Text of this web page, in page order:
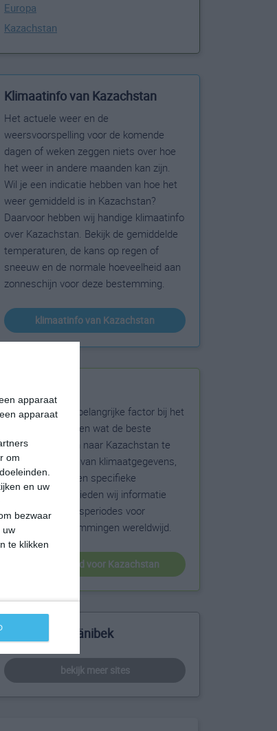
apparaat
apparaat
om
en uw
bezwaar
uw
te klikken
Europa
Kazachstan
Klimaatinfo van Kazachstan
Het actuele weer en de
weersvoorspelling voor de komende
dagen of weken zeggen niets over hoe
het weer in andere maanden kan zijn.
Wil je een indicatie hebben van hoe het
weer gemiddeld is in Kazachstan?
Daarvoor hebben wij handige klimaatinfo
over Kazachstan. Bekijk de gemiddelde
temperaturen, de kans op regen of
sneeuw en de normale hoeveelheid aan
zonneschijn voor deze bestemming.
klimaatinfo van Kazachstan
Het weer is een belangrijke factor bij het
reizen. Wil je weten wat de beste
maanden zijn om naar Kazachstan te
reizen? Op basis van klimaatgegevens,
weersextremen en specifieke
weerinformatie bieden wij informatie
over de beste reisperiodes voor
duizenden bestemmingen wereldwijd.
beste reistijd voor Kazachstan
Meer over Zhänibek
bekijk meer sites